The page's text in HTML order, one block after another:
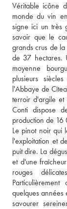
Véritable icône
monde du vin
signe ici un très
savoir que le
grands crus de
de 37 hectares.
moyenne
plusieurs
l'Abbaye de
terroir d'argile
Conti dispose
production de
Le pinot noir qui
l'exploitation et
puit dire. La
et d'une
rouges
quelques
savourer